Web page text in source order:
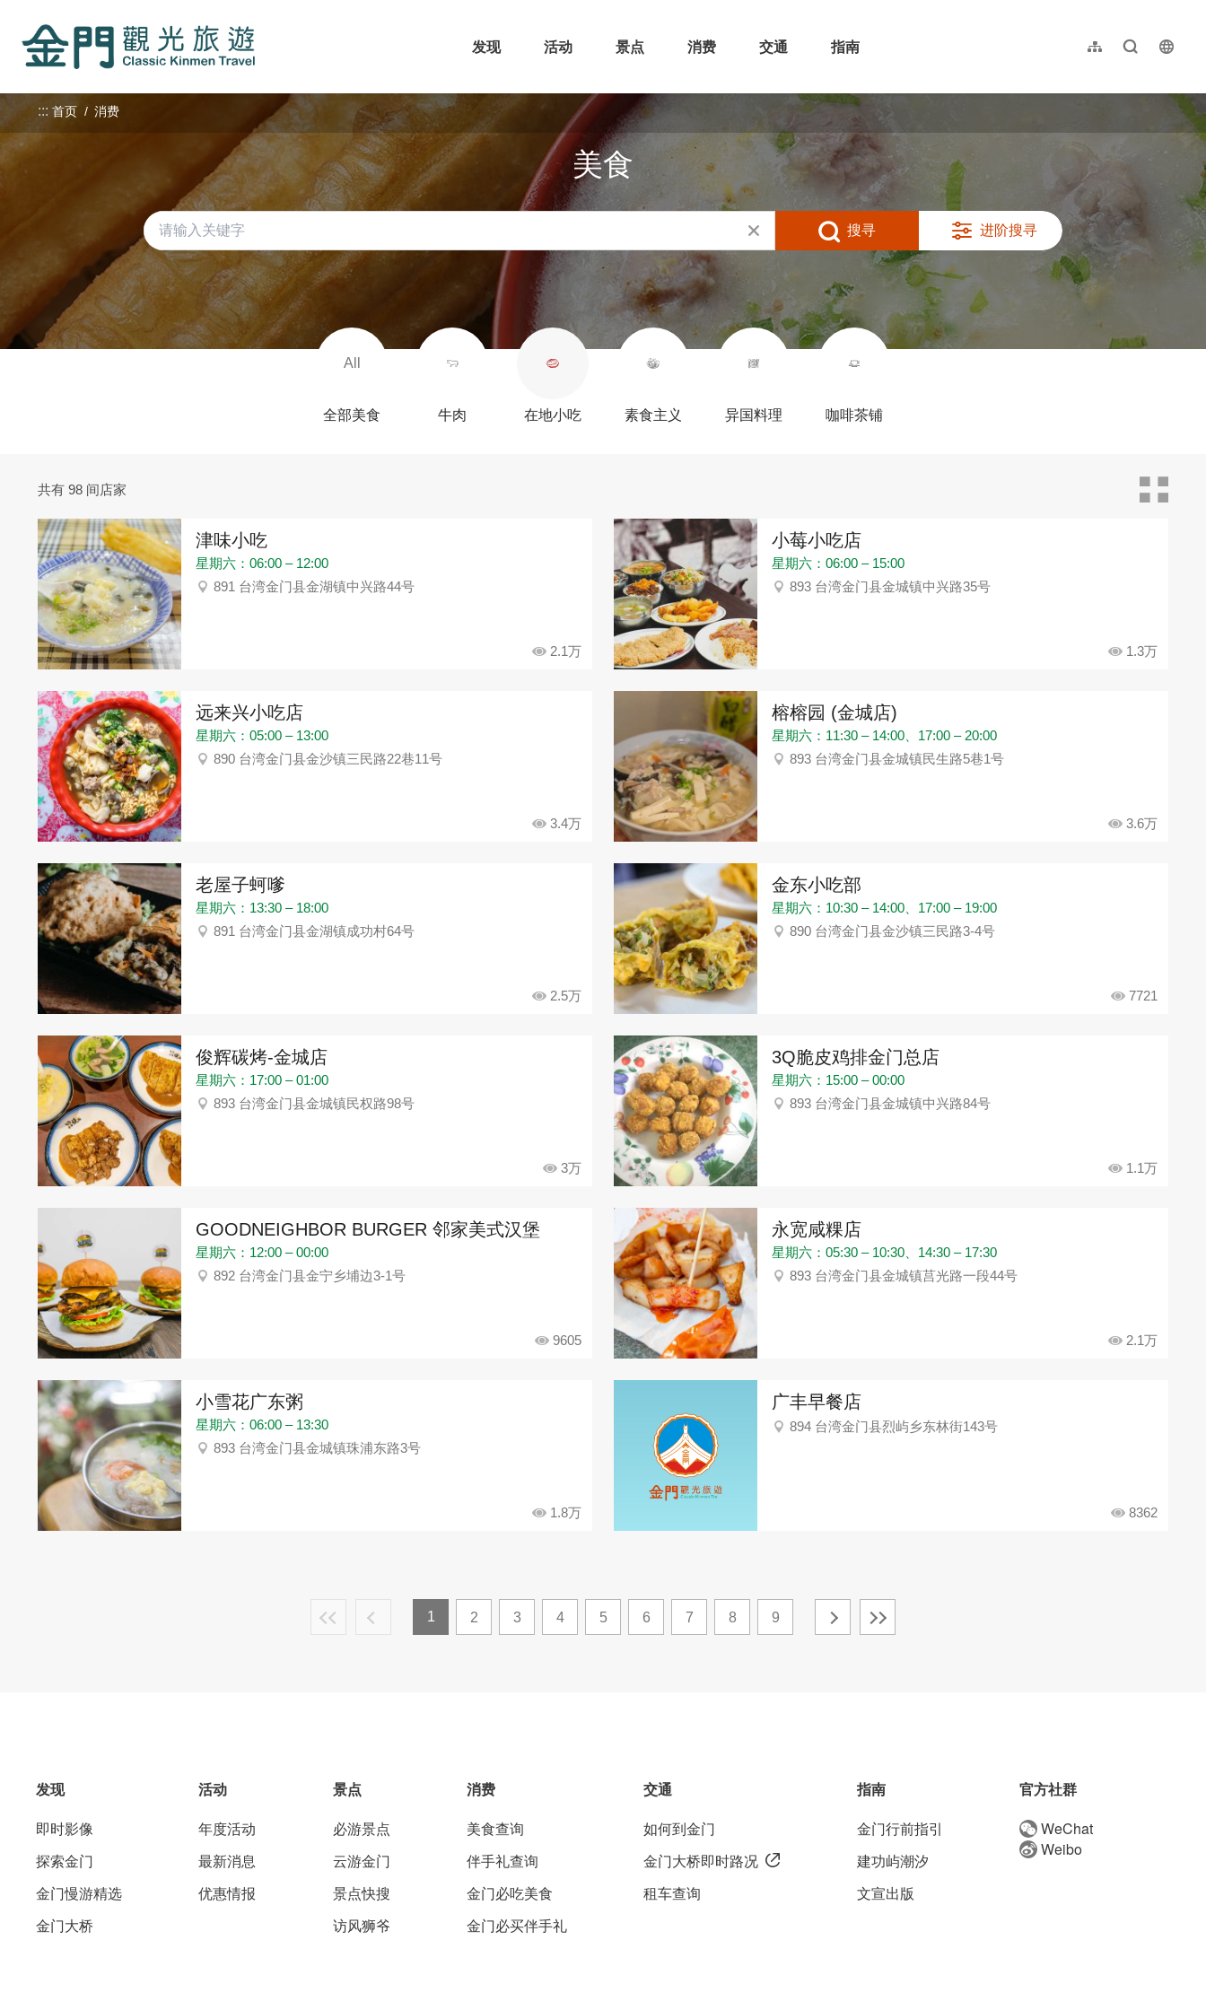
内
区
发现
活动 景点 消费 交通 指南 网站导览全文检索
繁體中文
한국어
::: 首页 消费
美食
搜寻 进阶搜寻
All
全部美食 牛肉 在地小吃 素食主义 异国料理 咖啡茶铺
共有 98 间店家
津味小吃
星期六：06:00 – 12:00
891 台湾金门县金湖镇中兴路44号
2.1万
小莓小吃店
星期六：06:00 – 15:00
893 台湾金门县金城镇中兴路35号
1.3万
远来兴小吃店
星期六：05:00 – 13:00
890 台湾金门县金沙镇三民路22巷11号
3.4万
榕榕园 (金城店)
星期六：11:30 – 14:00、17:00 – 20:00
893 台湾金门县金城镇民生路5巷1号
3.6万
老屋子蚵嗲
星期六：13:30 – 18:00
891 台湾金门县金湖镇成功村64号
2.5万
金东小吃部
星期六：10:30 – 14:00、17:00 – 19:00
890 台湾金门县金沙镇三民路3-4号
7721
俊辉碳烤-金城店
星期六：17:00 – 01:00
893 台湾金门县金城镇民权路98号
3万
3Q脆皮鸡排金门总店
星期六：15:00 – 00:00
893 台湾金门县金城镇中兴路84号
1.1万
GOODNEIGHBOR BURGER 邻家美式汉堡
星期六：12:00 – 00:00
892 台湾金门县金宁乡埔边3-1号
9605
永宽咸粿店
星期六：05:30 – 10:30、14:30 – 17:30
893 台湾金门县金城镇莒光路一段44号
2.1万
小雪花广东粥
星期六：06:00 – 13:30
893 台湾金门县金城镇珠浦东路3号
1.8万
广丰早餐店
894 台湾金门县烈屿乡东林街143号
8362
1 2 3 4 5 6 7 8 9
发现
即时影像
探索金门
金门慢游精选
金门大桥
活动
年度活动
最新消息
优惠情报
景点
必游景点
云游金门
景点快搜
访风狮爷
消费
美食查询
伴手礼查询
金门必吃美食
金门必买伴手礼
交通
如何到金门
金门大桥即时路况
租车查询
指南
金门行前指引
建功屿潮汐
文宣出版
官方社群
WeChat
Weibo